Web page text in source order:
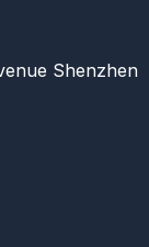
Shenzhen